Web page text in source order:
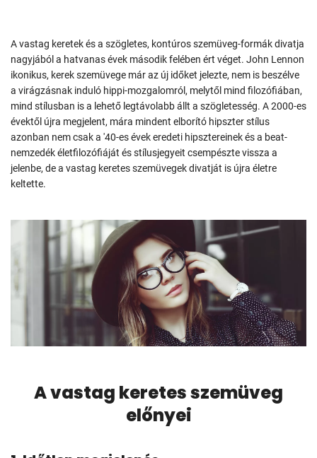
A vastag keretek és a szögletes, kontúros szemüveg-formák divatja
nagyjából a hatvanas évek második felében ért véget. John Lennon
ikonikus, kerek szemüvege már az új időket jelezte, nem is beszélve
a virágzásnak induló hippi-mozgalomról, melytől mind filozófiában,
mind stílusban is a lehető legtávolabb állt a szögletesség. A 2000-es
évektől újra megjelent, mára mindent elborító hipszter stílus
azonban nem csak a '40-es évek eredeti hipsztereinek és a beat-
nemzedék életfilozófiáját és stílusjegyeit csempészte vissza a
jelenbe, de a vastag keretes szemüvegek divatját is újra életre
keltette.
A vastag keretes szemüveg
előnyei